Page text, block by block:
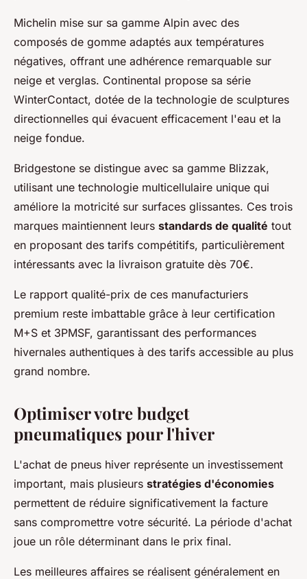
Michelin mise sur sa gamme Alpin avec des
composés de gomme adaptés aux températures
négatives, offrant une adhérence remarquable sur
neige et verglas. Continental propose sa série
WinterContact, dotée de la technologie de sculptures
directionnelles qui évacuent efficacement l'eau et la
neige fondue.
Bridgestone se distingue avec sa gamme Blizzak,
utilisant une technologie multicellulaire unique qui
améliore la motricité sur surfaces glissantes. Ces trois
marques maintiennent leurs standards de qualité tout
en proposant des tarifs compétitifs, particulièrement
intéressants avec la livraison gratuite dès 70€.
Le rapport qualité-prix de ces manufacturiers
premium reste imbattable grâce à leur certification
M+S et 3PMSF, garantissant des performances
hivernales authentiques à des tarifs accessible au plus
grand nombre.
Optimiser votre budget
pneumatiques pour l'hiver
L'achat de pneus hiver représente un investissement
important, mais plusieurs stratégies d'économies
permettent de réduire significativement la facture
sans compromettre votre sécurité. La période d'achat
joue un rôle déterminant dans le prix final.
Les meilleures affaires se réalisent généralement en